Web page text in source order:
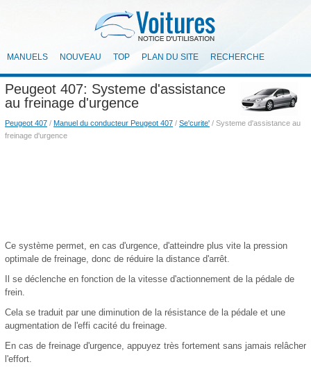
MANUELS NOUVEAU TOP PLAN DU SITE RECHERCHE
Peugeot 407: Systeme d'assistance
au freinage d'urgence
Peugeot 407 / Manuel du conducteur Peugeot 407 / Se'curite' / Systeme d'assistance au
freinage d'urgence
Ce système permet, en cas d'urgence, d'atteindre plus vite la pression
optimale de freinage, donc de réduire la distance d'arrêt.
Il se déclenche en fonction de la vitesse d'actionnement de la pédale de
frein.
Cela se traduit par une diminution de la résistance de la pédale et une
augmentation de l'effi cacité du freinage.
En cas de freinage d'urgence, appuyez très fortement sans jamais relâcher
l'effort.